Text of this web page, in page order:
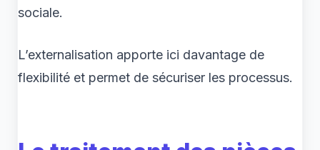
sociale.
L’externalisation apporte ici davantage de
flexibilité et permet de sécuriser les processus.